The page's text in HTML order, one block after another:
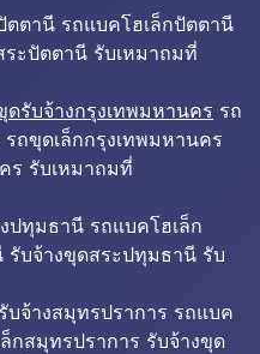
ตานี รถแบคโฮเล็กปัตตานี
ะปัตตานี รับเหมาถมที่
ดรับจ้างกรุงเทพมหานคร รถ
ถขุดเล็กกรุงเทพมหานคร
ร รับเหมาถมที่
ปทุมธานี รถแบคโฮเล็ก
บจ้างขุดสระปทุมธานี รับ
จ้างสมุทรปราการ รถแบค
กสมุทรปราการ รับจ้างขุด